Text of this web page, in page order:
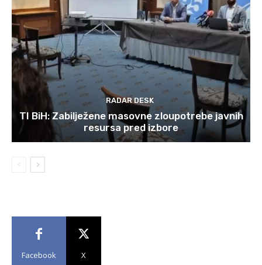
RADAR DESK
TI BiH: Zabilježene masovne zloupotrebe javnih
resursa pred izbore
Facebook X